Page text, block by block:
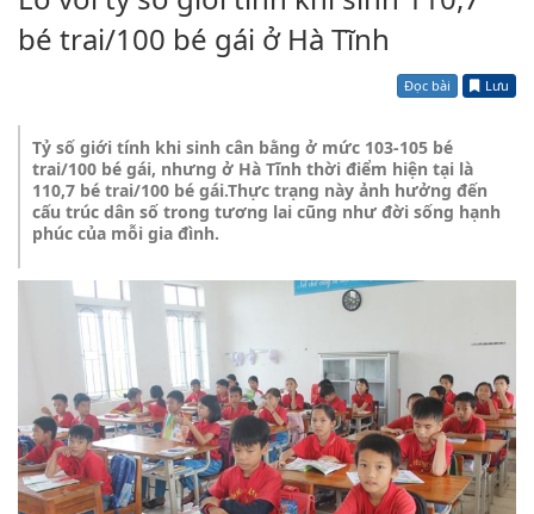
bé trai/100 bé gái ở Hà Tĩnh
Đọc bài Lưu
Tỷ số giới tính khi sinh cân bằng ở mức 103-105 bé
trai/100 bé gái, nhưng ở Hà Tĩnh thời điểm hiện tại là
110,7 bé trai/100 bé gái.Thực trạng này ảnh hưởng đến
cấu trúc dân số trong tương lai cũng như đời sống hạnh
phúc của mỗi gia đình.